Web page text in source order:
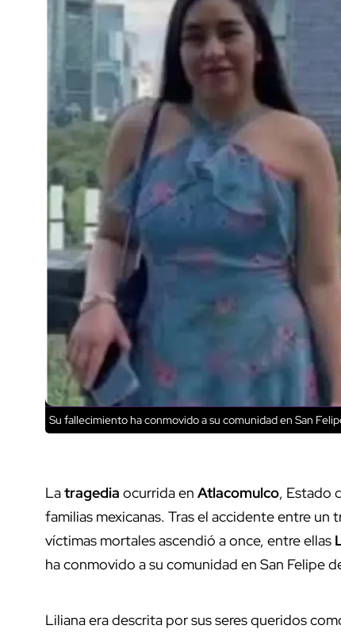
Su fallecimiento ha conmovido a su comunidad en San
Latragedia ocurrida en Atlacomulco, Estado
familias mexicanas. Tras el accidente entre
víctimas mortales ascendió a once, entre ellas
ha conmovido a su comunidad en San Felipe
Liliana era descrita por sus seres queridos